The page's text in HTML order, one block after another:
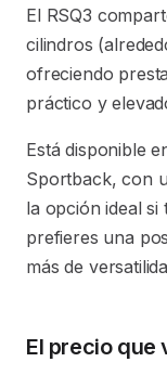
El RSQ3
cilindros
ofreciendo
práctico y
Está disponible
Sportback, con
la opción ideal si
prefieres una
más de
El precio que